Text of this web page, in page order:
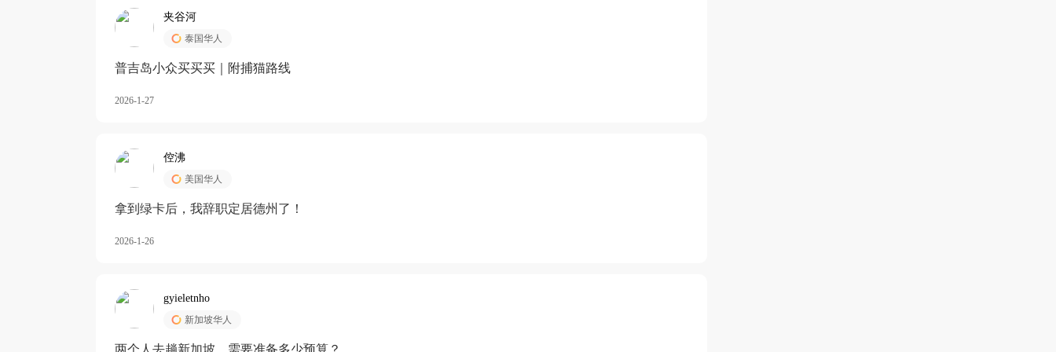
夹谷河
泰国华人
️普吉岛小众买买买｜附捕猫路线
2026-1-27
倥沸
美国华人
拿到绿卡后，我辞职定居德州了！
2026-1-26
gyieletnho
新加坡华人
两个人去趟新加坡，需要准备多少预算？